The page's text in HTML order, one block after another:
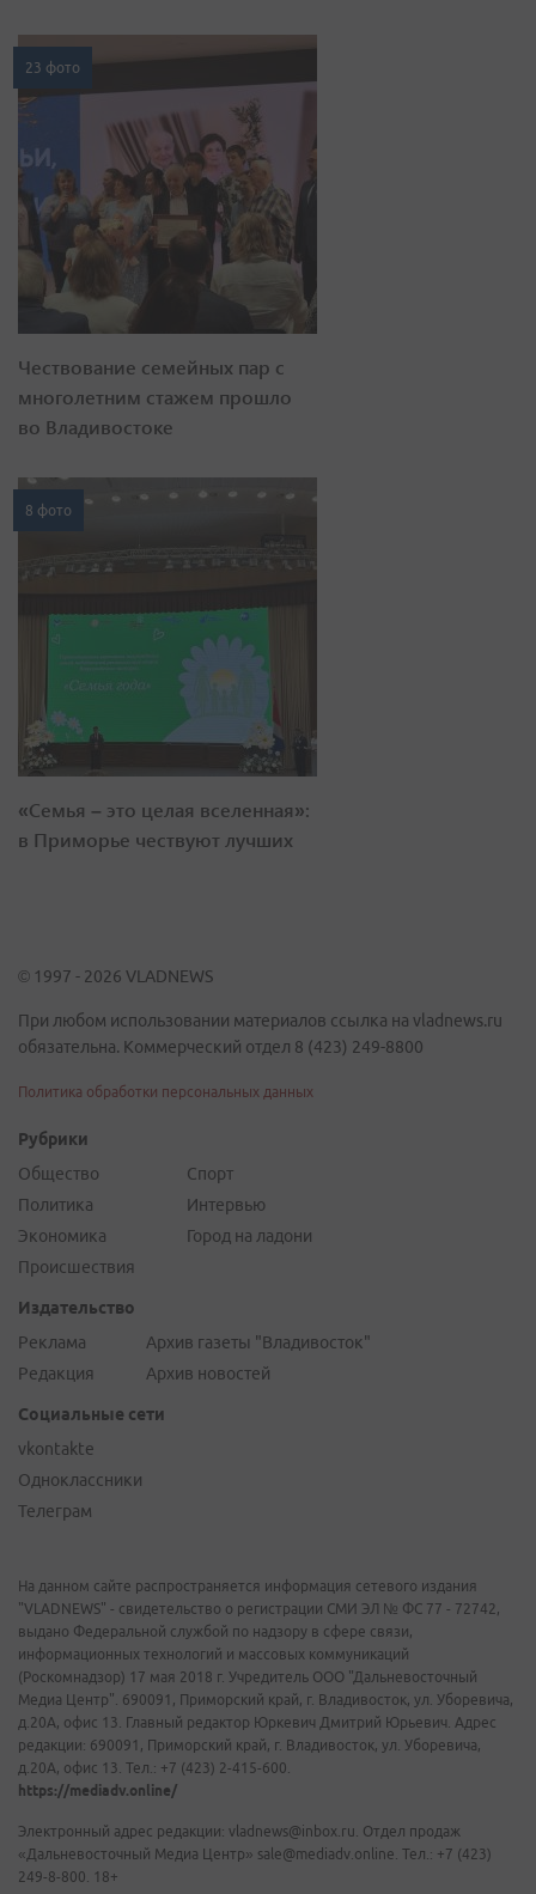
23 фото
Чествование семейных пар с
многолетним стажем прошло
во Владивостоке
8 фото
«Семья – это целая вселенная»:
в Приморье чествуют лучших
© 1997 - 2026 VLADNEWS
При любом использовании материалов ссылка на vladnews.ru
обязательна. Коммерческий отдел 8 (423) 249-8800
Политика обработки персональных данных
Рубрики
Общество
Политика
Экономика
Происшествия
Спорт
Интервью
Город на ладони
Издательство
Реклама
Редакция
Архив газеты "Владивосток"
Архив новостей
Социальные сети
vkontakte
Одноклассники
Телеграм
На данном сайте распространяется информация сетевого издания
"VLADNEWS" - свидетельство о регистрации СМИ ЭЛ № ФС 77 - 72742,
выдано Федеральной службой по надзору в сфере связи,
информационных технологий и массовых коммуникаций
(Роскомнадзор) 17 мая 2018 г. Учредитель ООО "Дальневосточный
Медиа Центр". 690091, Приморский край, г. Владивосток, ул. Уборевича,
д.20А, офис 13. Главный редактор Юркевич Дмитрий Юрьевич. Адрес
редакции: 690091, Приморский край, г. Владивосток, ул. Уборевича,
д.20А, офис 13. Тел.: +7 (423) 2-415-600.
https://mediadv.online/
Электронный адрес редакции: vladnews@inbox.ru. Отдел продаж
«Дальневосточный Медиа Центр» sale@mediadv.online. Тел.: +7 (423)
249-8-800. 18+